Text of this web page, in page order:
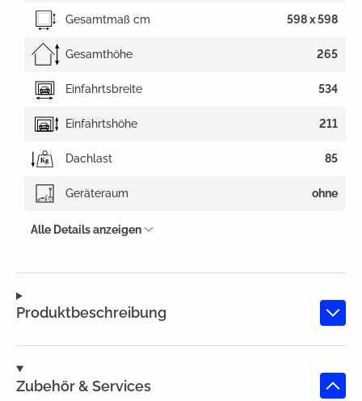
Produktbeschreibung
Zubehör & Services
Gesamtmaß cm 598 x 598
Gesamthöhe 265
Einfahrtsbreite 534
Einfahrtshöhe 211
Dachlast 85
Geräteraum ohne
Alle Details anzeigen